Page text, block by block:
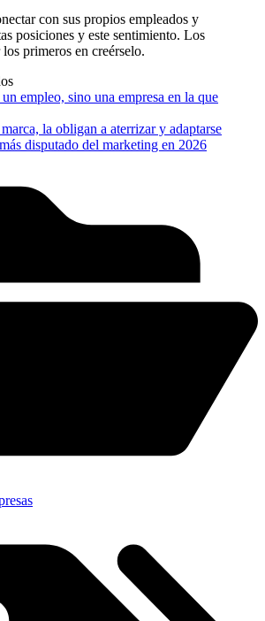
con sus propios empleados y
posiciones y este sentimiento. Los
primeros en creérselo.
empleo, sino una empresa en la que
la obligan a aterrizar y adaptarse
disputado del marketing en 2026